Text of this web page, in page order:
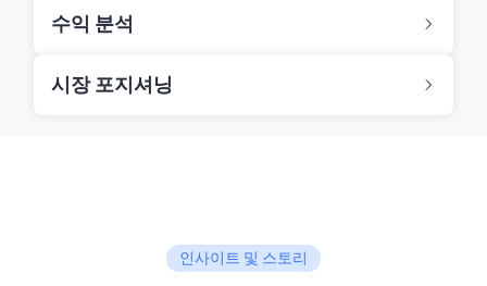
수익 분석
시장 포지셔닝
인사이트 및 스토리